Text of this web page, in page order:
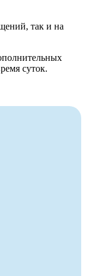
так и на
суток.